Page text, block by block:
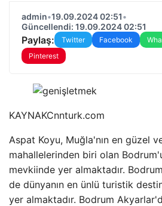
admin•19.09.2024 02:51•
Güncellendi: 19.09.2024 02:51
Paylaş: Twitter Facebook
Pinterest
KAYNAKCnnturk.com
Aspat Koyu, Muğla'nın en güzel
mahallelerinden biri olan
mevkiinde yer almaktadır.
de dünyanın en ünlü turistik
yer almaktadır. Bodrum